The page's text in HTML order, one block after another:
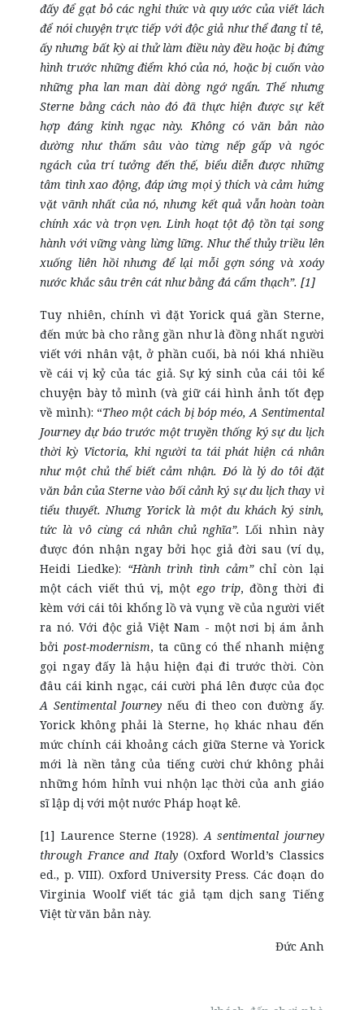
đấy để gạt bỏ các nghi thức và quy ước của viết lách
để nói chuyện trực tiếp với độc giả như thể đang tỉ tê,
ấy nhưng bất kỳ ai thử làm điều này đều hoặc bị đứng
hình trước những điểm khó của nó, hoặc bị cuốn vào
những pha lan man dài dòng ngớ ngẩn. Thế nhưng
Sterne bằng cách nào đó đã thực hiện được sự kết
hợp đáng kinh ngạc này. Không có văn bản nào
dường như thấm sâu vào từng nếp gấp và ngóc
ngách của trí tưởng đến thế, biểu diễn được những
tâm tình xao động, đáp ứng mọi ý thích và cảm hứng
vặt vãnh nhất của nó, nhưng kết quả vẫn hoàn toàn
chính xác và trọn vẹn. Linh hoạt tột độ tồn tại song
hành với vững vàng lừng lững. Như thể thủy triều lên
xuống liên hồi nhưng để lại mỗi gợn sóng và xoáy
nước khắc sâu trên cát như bằng đá cẩm thạch”. [1]
Tuy nhiên, chính vì đặt Yorick quá gần Sterne,
đến mức bà cho rằng gần như là đồng nhất người
viết với nhân vật, ở phần cuối, bà nói khá nhiều
về cái vị kỷ của tác giả. Sự ký sinh của cái tôi kể
chuyện bày tỏ mình (và giữ cái hình ảnh tốt đẹp
về mình): “Theo một cách bị bóp méo, A Sentimental
Journey dự báo trước một truyền thống ký sự du lịch
thời kỳ Victoria, khi người ta tái phát hiện cá nhân
như một chủ thể biết cảm nhận. Đó là lý do tôi đặt
văn bản của Sterne vào bối cảnh ký sự du lịch thay vì
tiểu thuyết. Nhưng Yorick là một du khách ký sinh,
tức là vô cùng cá nhân chủ nghĩa”.Lối nhìn này
được đón nhận ngay bởi học giả đời sau (ví dụ,
Heidi Liedke): “Hành trình tình cảm”chỉ còn lại
một cách viết thú vị, một ego trip, đồng thời đi
kèm với cái tôi khổng lồ và vụng về của người viết
ra nó. Với độc giả Việt Nam - một nơi bị ám ảnh
bởi post-modernism, ta cũng có thể nhanh miệng
gọi ngay đấy là hậu hiện đại đi trước thời. Còn
đâu cái kinh ngạc, cái cười phá lên được của đọc
A Sentimental Journey nếu đi theo con đường ấy.
Yorick không phải là Sterne, họ khác nhau đến
mức chính cái khoảng cách giữa Sterne và Yorick
mới là nền tảng của tiếng cười chứ không phải
những hóm hỉnh vui nhộn lạc thời của anh giáo
sĩ lập dị với một nước Pháp hoạt kê.
[1] Laurence Sterne (1928).A sentimental journey
through France and Italy (Oxford World’s Classics
ed., p. VIII). Oxford University Press. Các đoạn do
Virginia Woolf viết tác giả tạm dịch sang Tiếng
Việt từ văn bản này.
Đức Anh